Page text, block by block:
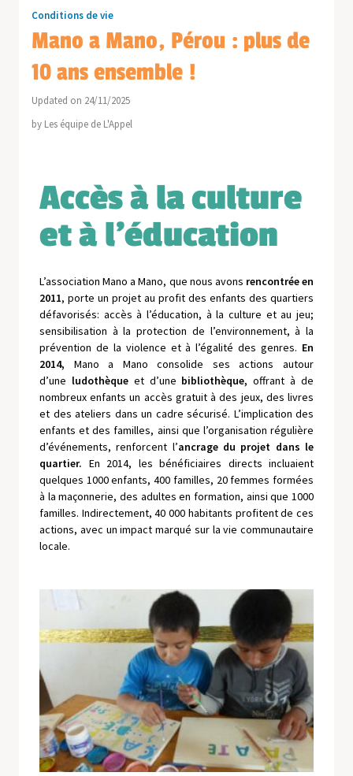
Conditions de vie
Mano a Mano, Pérou : plus de
10 ans ensemble !
Updated on 24/11/2025
by Les équipe de L'Appel
Accès à la culture
et à l'éducation
L’association Mano a Mano, que nous avons rencontrée en
2011, porte un projet au profit des enfants des quartiers
défavorisés: accès à l’éducation, à la culture et au jeu;
sensibilisation à la protection de l’environnement, à la
prévention de la violence et à l’égalité des genres. En
2014, Mano a Mano consolide ses actions autour
d’une ludothèqueet d’une bibliothèque, offrant à de
nombreux enfants un accès gratuit à des jeux, des livres
et des ateliers dans un cadre sécurisé. L’implication des
enfants et des familles, ainsi que l’organisation régulière
d’événements, renforcent l’ancrage du projet dans le
quartier. En 2014, les bénéficiaires directs incluaient
quelques 1000 enfants, 400 familles, 20 femmes formées
à la maçonnerie, des adultes en formation, ainsi que 1000
familles. Indirectement, 40 000 habitants profitent de ces
actions, avec un impact marqué sur la vie communautaire
locale.